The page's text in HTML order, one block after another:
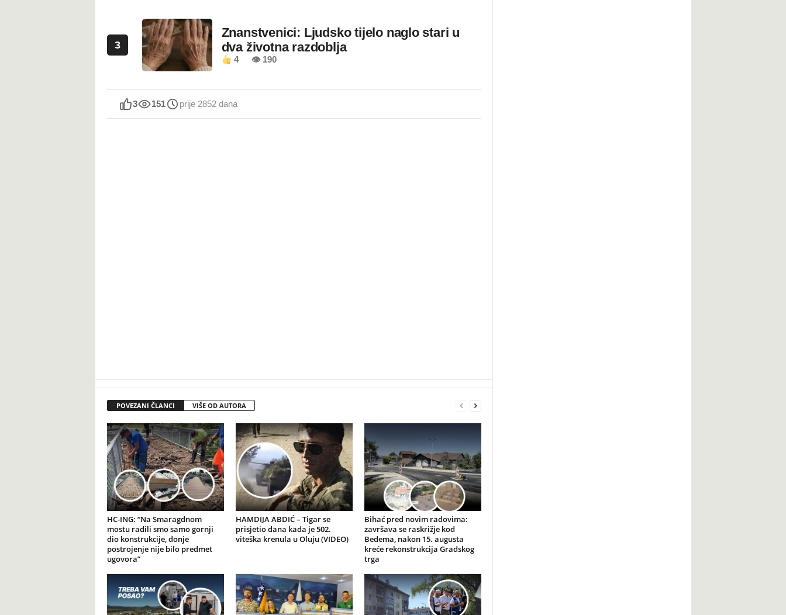
3
Znanstvenici: Ljudsko tijelo naglo stari u
dva životna razdoblja
4 👁 190
3 151 prije 2852 dana
POVEZANI ČLANCI VIŠE OD AUTORA
HC-ING: “Na Smaragdnom
mostu radili smo samo gornji
dio konstrukcije, donje
postrojenje nije bilo predmet
ugovora”
HAMDIJA ABDIĆ – Tigar se
prisjetio dana kada je 502.
viteška krenula u Oluju (VIDEO)
Bihać pred novim radovima:
završava se raskrižje kod
Bedema, nakon 15. augusta
kreće rekonstrukcija Gradskog
trga